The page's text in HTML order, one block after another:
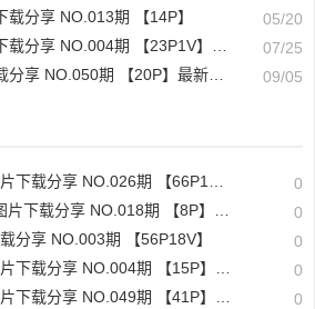
分享 NO.013期 【14P】
05/20
期 【23P1V】最新至：2025.6.24
07/25
期 【20P】最新至：2024.9.3 09/05
NO.026期 【66P17V】最新至：2024.8.19 0
享 NO.018期 【8P】最新至：2023.8.4 0
分享 NO.003期 【56P18V】 0
享 NO.004期 【15P】最新至：2023.8.7 0
NO.049期 【41P】最新至：2024.8.24 0